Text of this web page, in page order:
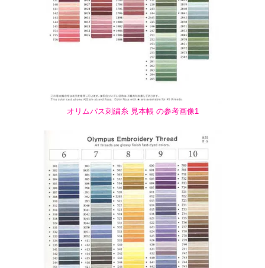
オリムパス刺繍糸 見本帳 の参考画像1